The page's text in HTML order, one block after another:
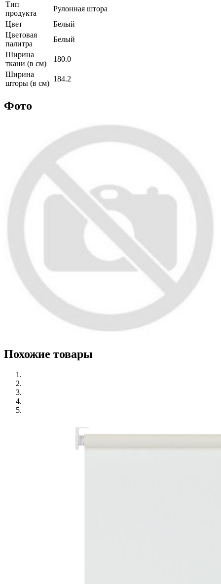
Тип
продукта
Рулонная штора
Цвет
Белый
Цветовая
палитра
Белый
Ширина
ткани (в см)
180.0
Ширина
шторы (в см)
184.2
Фото
Похожие товары